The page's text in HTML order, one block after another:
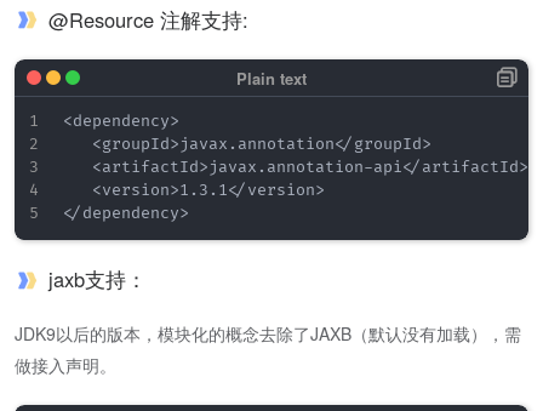
@Resource 注解支持:
<dependency>
   <groupId>javax.annotation</groupId>
   <artifactId>javax.annotation-api</artifactId>
   <version>1.3.1</version>
jaxb支持：
JDK9以后的版本，模块化的概念去除了JAXB（默认没有加载），需
做接入声明。